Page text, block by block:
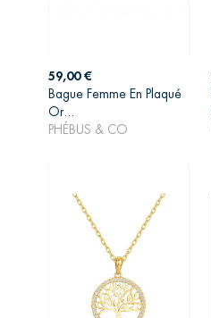
Prix
59,00 €
Bague Femme En Plaqué
Or...
PHÉBUS & CO
AJOUTER AU